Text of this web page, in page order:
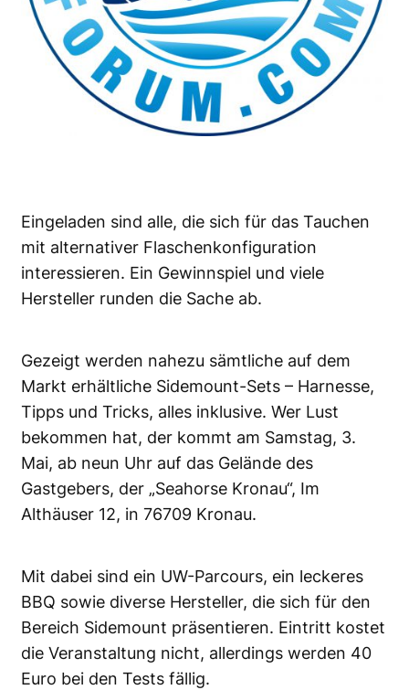
Eingeladen sind alle, die sich für das Tauchen
mit alternativer Flaschenkonfiguration
interessieren. Ein Gewinnspiel und viele
Hersteller runden die Sache ab.
Gezeigt werden nahezu sämtliche auf dem
Markt erhältliche Sidemount-Sets – Harnesse,
Tipps und Tricks, alles inklusive. Wer Lust
bekommen hat, der kommt am Samstag, 3.
Mai, ab neun Uhr auf das Gelände des
Gastgebers, der „Seahorse Kronau“, Im
Althäuser 12, in 76709 Kronau.
Mit dabei sind ein UW-Parcours, ein leckeres
BBQ sowie diverse Hersteller, die sich für den
Bereich Sidemount präsentieren. Eintritt kostet
die Veranstaltung nicht, allerdings werden 40
Euro bei den Tests fällig.